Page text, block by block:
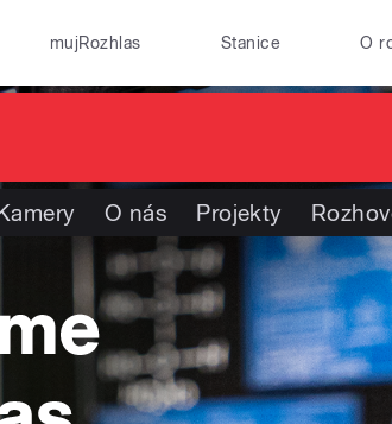
mujRozhlas Stanice O
O nás Projekty